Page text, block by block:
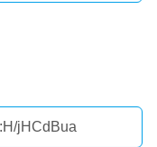
jHCdBua